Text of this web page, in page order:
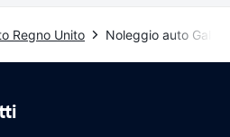
Regno Unito Noleggio auto Galles